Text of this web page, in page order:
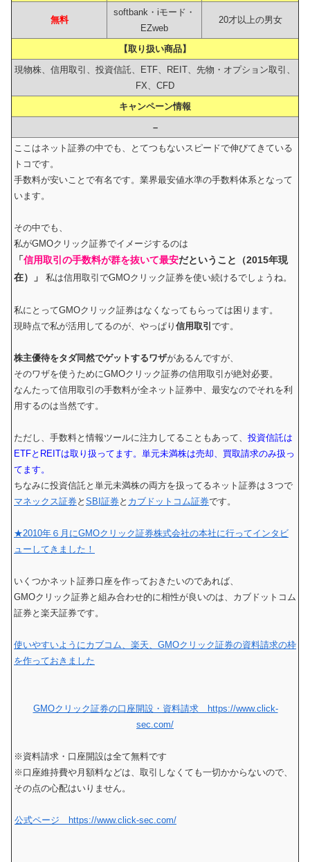
無料
softbank・iモード・
EZweb
20才以上の男女
【取り扱い商品】
現物株、信用取引、投資信託、ETF、REIT、先物・オプション取引、
FX、CFD
キャンペーン情報
–
ここはネット証券の中でも、とてつもないスピードで伸びてきている
トコです。
手数料が安いことで有名です。業界最安値水準の手数料体系となって
います。
その中でも、
私がGMOクリック証券でイメージするのは
「信用取引の手数料が群を抜いて最安だということ（2015年現
在）」 私は信用取引でGMOクリック証券を使い続けるでしょうね。
私にとってGMOクリック証券はなくなってもらっては困ります。
現時点で私が活用してるのが、やっぱり 信用取引 です。
株主優待をタダ同然でゲットするワザがあるんですが、
そのワザを使うためにGMOクリック証券の信用取引が絶対必要。
なんたって信用取引の手数料が全ネット証券中、最安なのでそれを利
用するのは当然です。
ただし、手数料と情報ツールに注力してることもあって、 投資信託は
ETFとREITは取り扱ってます。単元未満株は売却、買取請求のみ扱っ
てます。
ちなみに投資信託と単元未満株の両方を扱ってるネット証券は３つで
マネックス証券と SBI証券と カブドットコム証券です。
★2010年６月にGMOクリック証券株式会社の本社に行ってインタビ
ューしてきました！
いくつかネット証券口座を作っておきたいのであれば、
GMOクリック証券と組み合わせ的に相性が良いのは、カブドットコム
証券と楽天証券です。
使いやすいようにカブコム、楽天、GMOクリック証券の資料請求の枠
を作っておきました
GMOクリック証券の口座開設・資料請求 https://www.click-
sec.com/
※資料請求・口座開設は全て無料です
※口座維持費や月額料などは、取引しなくても一切かからないので、
その点の心配はいりません。
公式ページ https://www.click-sec.com/